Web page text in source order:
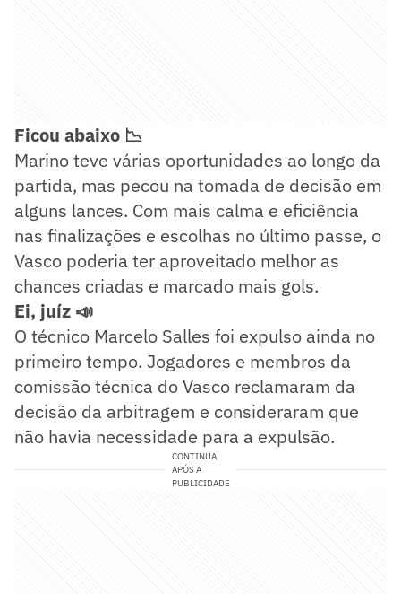
Ficou abaixo 📉
Marino teve várias oportunidades ao longo da
partida, mas pecou na tomada de decisão em
alguns lances. Com mais calma e eficiência
nas finalizações e escolhas no último passe, o
Vasco poderia ter aproveitado melhor as
chances criadas e marcado mais gols.
Ei, juíz 📣
O técnico Marcelo Salles foi expulso ainda no
primeiro tempo. Jogadores e membros da
comissão técnica do Vasco reclamaram da
decisão da arbitragem e consideraram que
não havia necessidade para a expulsão.
CONTINUA
APÓS A
PUBLICIDADE